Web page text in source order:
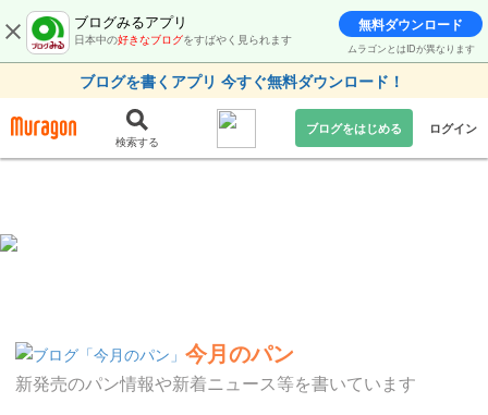
ブログみるアプリ
日本中の好きなブログをすばやく見られます
無料ダウンロード
ムラゴンとはIDが異なります
ブログを書くアプリ 今すぐ無料ダウンロード！
検索する
ブログをはじめる ログイン
今月のパン
新発売のパン情報や新着ニュース等を書いています